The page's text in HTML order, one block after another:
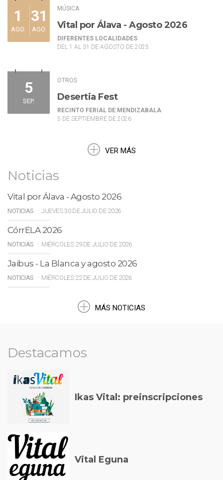
1
AGO.
31
AGO.
MÚSICA
Vital por Álava - Agosto 2026
DIFERENTES LOCALIDADES
DEL 1 AL 31 DE AGOSTO DE 2025
5
SEP.
OTROS
Desertia Fest
RECINTO FERIAL DE MENDIZABALA
5 DE SEPTIEMBRE DE 2026
VER MÁS
Noticias
Vital por Álava - Agosto 2026
NOTICIAS JUEVES 30 DE JULIO DE 2026
CórrELA 2026
NOTICIAS MIÉRCOLES 29 DE JULIO DE 2026
Jaibus - La Blanca y agosto 2026
NOTICIAS MIÉRCOLES 22 DE JULIO DE 2026
MÁS NOTICIAS
Destacamos
Ikas Vital: preinscripciones
Vital Eguna